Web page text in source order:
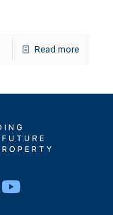
Read more